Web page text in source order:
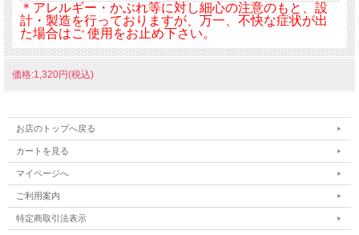
＊アレルギー・かぶれ等に対し細心の注意のもと、設
計・製造を行っておりますが、万一、不快な症状が出
た場合はご 使用をお止め下さい。
価格:1,320円(税込)
お店のトップへ戻る
カートを見る
マイページへ
ご利用案内
特定商取引法表示